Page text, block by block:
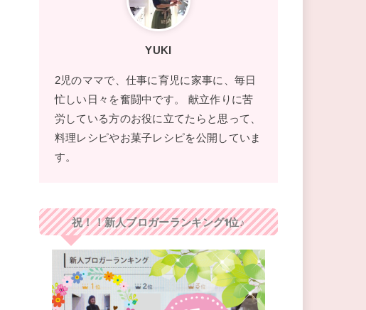
YUKI
2児のママで、仕事に育児に家事に、毎日
忙しい日々を奮闘中です。 献立作りに苦
労している方のお役に立てたらと思って、
料理レシピやお菓子レシピを公開していま
す。
祝！！新人ブロガーランキング1位♪